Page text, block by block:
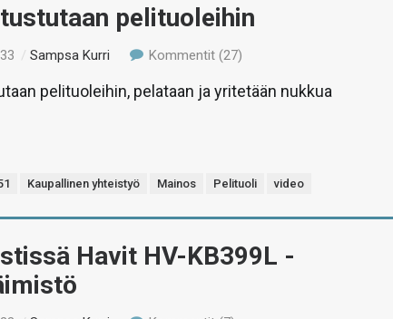
pelituoleihin
/Sampsa Kurri Kommentit (27)
pelituoleihin, pelataan ja yritetään nukkua
Kaupallinen yhteistyö Mainos Pelituoli video
Havit HV-KB399L -